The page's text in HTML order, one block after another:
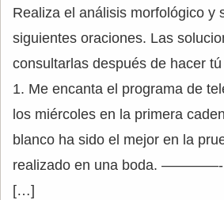
Realiza el análisis morfológico y
siguientes oraciones. Las
consultarlas después de hacer
1. Me encanta el programa de
los miércoles en la primera
blanco ha sido el mejor en la
realizado en una boda. ————-
[…]